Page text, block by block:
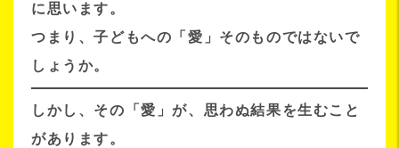
に思います。
つまり、子どもへの「愛」そのものではないで
しょうか。
しかし、その「愛」が、思わぬ結果を生むこと
があります。